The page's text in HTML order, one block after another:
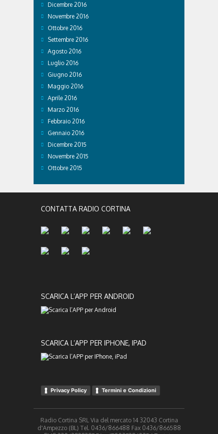
Dicembre 2016
Novembre 2016
Ottobre 2016
Settembre 2016
Agosto 2016
Luglio 2016
Giugno 2016
Maggio 2016
Aprile 2016
Marzo 2016
Febbraio 2016
Gennaio 2016
Dicembre 2015
Novembre 2015
Ottobre 2015
CONTATTA RADIO CORTINA
SCARICA L’APP PER ANDROID
SCARICA L’APP PER IPHONE, IPAD
Privacy Policy Termini e Condizioni
Radio Cortina SRL Via del mercato 14 32043 Cortina
d'Ampezzo (BL) Tel. 0436/866488 Fax 0436/866588